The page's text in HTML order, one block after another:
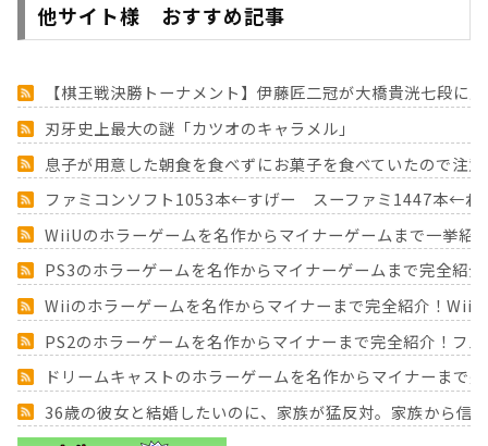
他サイト様 おすすめ記事
【棋王戦決勝トーナメント】伊藤匠二冠が大橋貴洸七段に
刃牙史上最大の謎「カツオのキャラメル」
息子が用意した朝食を食べずにお菓子を食べていたので注
ファミコンソフト1053本←すげー スーファミ1447本←
WiiUのホラーゲームを名作からマイナーゲームまで一挙紹
PS3のホラーゲームを名作からマイナーゲームまで完全紹
Wiiのホラーゲームを名作からマイナーまで完全紹介！Wii
PS2のホラーゲームを名作からマイナーまで完全紹介！フ
ドリームキャストのホラーゲームを名作からマイナーまで
36歳の彼女と結婚したいのに、家族が猛反対。家族から信